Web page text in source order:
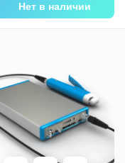
Нет в наличии